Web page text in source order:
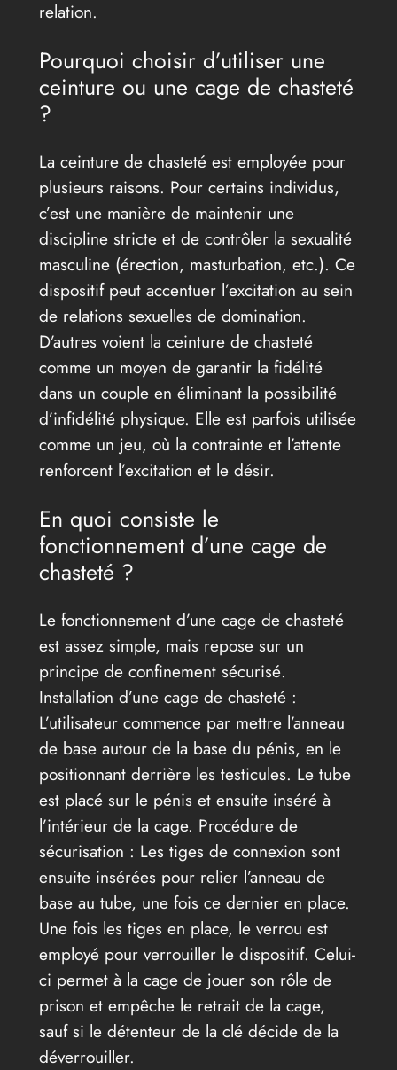
relation.
Pourquoi choisir d’utiliser une
ceinture ou une cage de chasteté
?
La ceinture de chasteté est employée pour
plusieurs raisons. Pour certains individus,
c’est une manière de maintenir une
discipline stricte et de contrôler la sexualité
masculine (érection, masturbation, etc.). Ce
dispositif peut accentuer l’excitation au sein
de relations sexuelles de domination.
D’autres voient la ceinture de chasteté
comme un moyen de garantir la fidélité
dans un couple en éliminant la possibilité
d’infidélité physique. Elle est parfois utilisée
comme un jeu, où la contrainte et l’attente
renforcent l’excitation et le désir.
En quoi consiste le
fonctionnement d’une cage de
chasteté ?
Le fonctionnement d’une cage de chasteté
est assez simple, mais repose sur un
principe de confinement sécurisé.
Installation d’une cage de chasteté :
L’utilisateur commence par mettre l’anneau
de base autour de la base du pénis, en le
positionnant derrière les testicules. Le tube
est placé sur le pénis et ensuite inséré à
l’intérieur de la cage. Procédure de
sécurisation : Les tiges de connexion sont
ensuite insérées pour relier l’anneau de
base au tube, une fois ce dernier en place.
Une fois les tiges en place, le verrou est
employé pour verrouiller le dispositif. Celui-
ci permet à la cage de jouer son rôle de
prison et empêche le retrait de la cage,
sauf si le détenteur de la clé décide de la
déverrouiller.